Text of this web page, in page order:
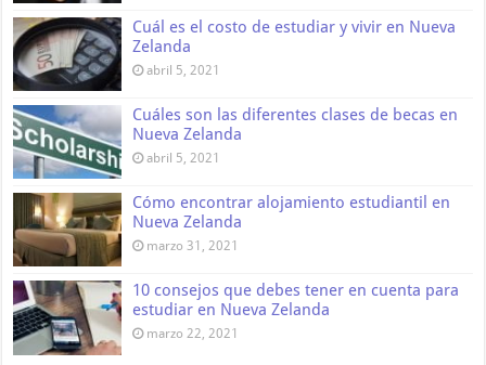
Cuál es el costo de estudiar y vivir en Nueva
Zelanda
abril 5, 2021
Cuáles son las diferentes clases de becas en
Nueva Zelanda
abril 5, 2021
Cómo encontrar alojamiento estudiantil en
Nueva Zelanda
marzo 31, 2021
10 consejos que debes tener en cuenta para
estudiar en Nueva Zelanda
marzo 22, 2021